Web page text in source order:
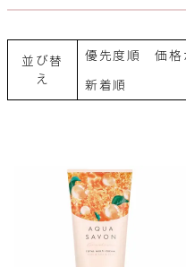
並び替
え
優先度順 価格
新着順